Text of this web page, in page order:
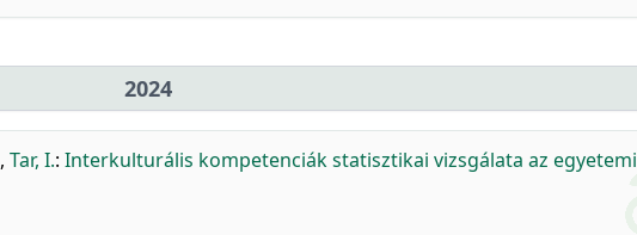
2024
, Tar, I.: Interkulturális kompetenciák statisztikai vizsgálata az egyetemi